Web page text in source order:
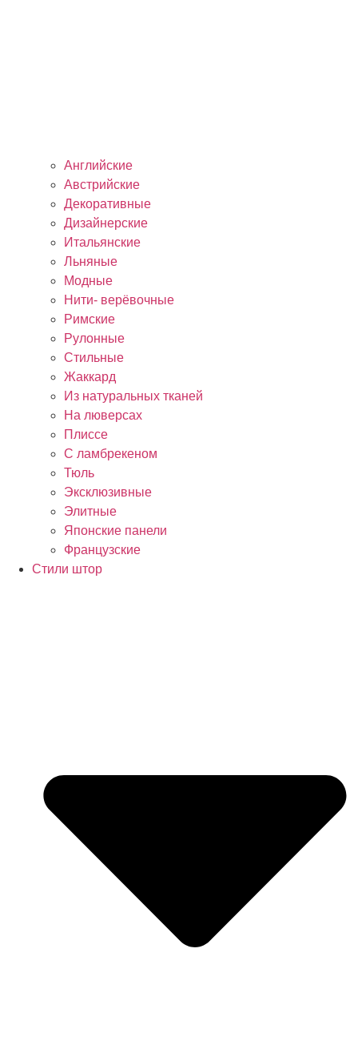
Английские
Австрийские
Декоративные
Дизайнерские
Итальянские
Льняные
Модные
Нити- верёвочные
Римские
Рулонные
Стильные
Жаккард
Из натуральных тканей
На люверсах
Плиссе
С ламбрекеном
Тюль
Эксклюзивные
Элитные
Японские панели
Французские
Стили штор